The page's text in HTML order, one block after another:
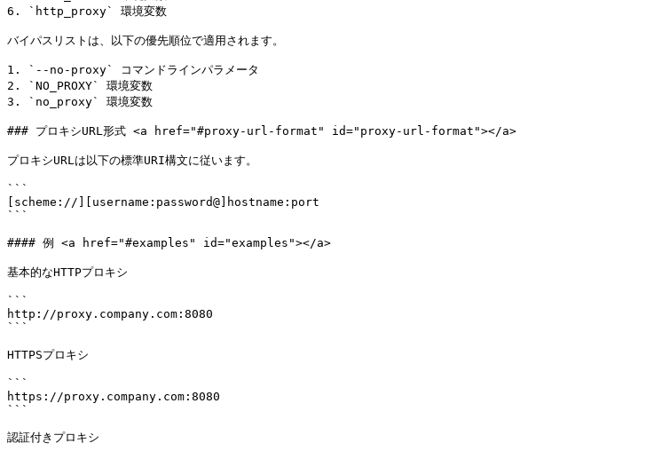
6. `http_proxy` 環境変数
バイパスリストは、以下の優先順位で適用されます。
1. `--no-proxy` コマンドラインパラメータ
2. `NO_PROXY` 環境変数
3. `no_proxy` 環境変数
### プロキシURL形式 <a href="#proxy-url-format" id="proxy-url-format"></a>
プロキシURLは以下の標準URI構文に従います。
```
[scheme://][username:password@]hostname:port
```
#### 例 <a href="#examples" id="examples"></a>
基本的なHTTPプロキシ
```
http://proxy.company.com:8080
```
HTTPSプロキシ
```
https://proxy.company.com:8080
```
認証付きプロキシ